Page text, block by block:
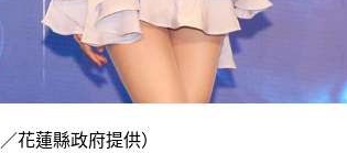
花蓮縣政府提供）